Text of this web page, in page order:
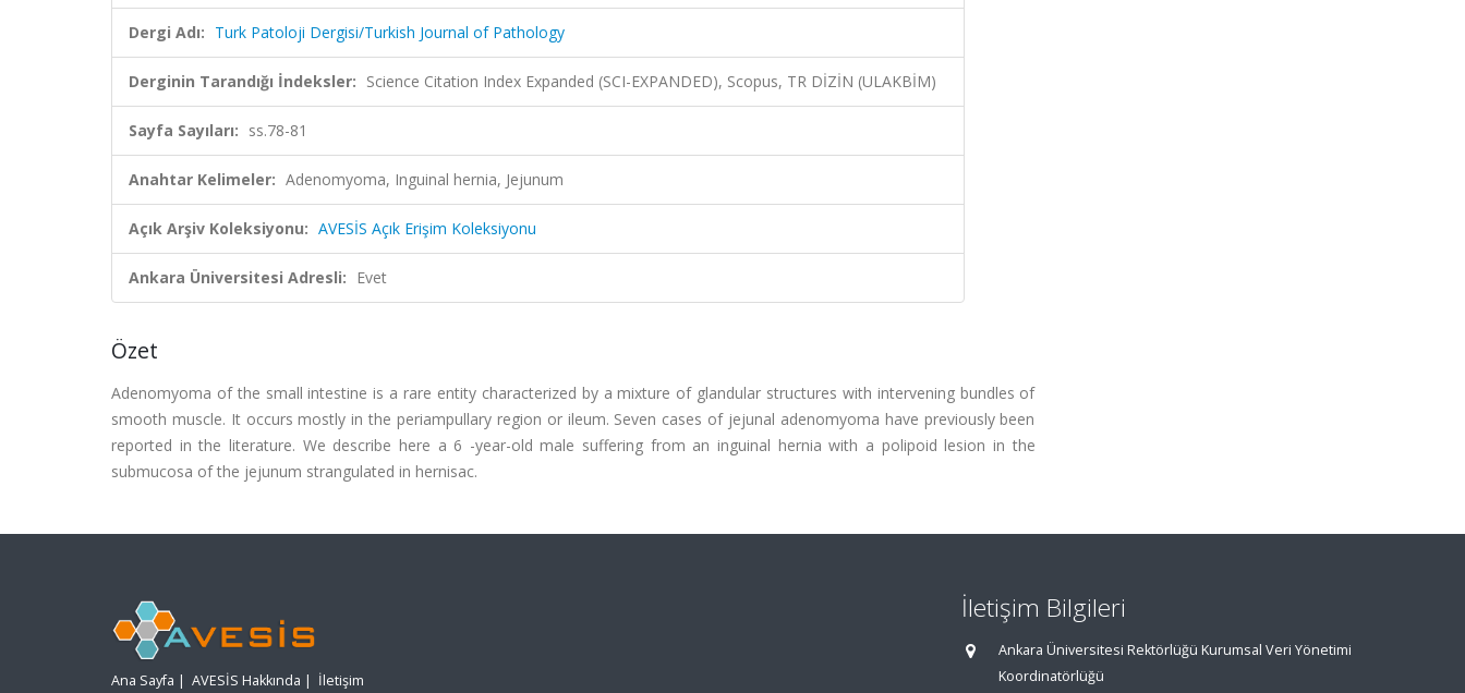
Dergi Adı: Turk Patoloji Dergisi/Turkish Journal of Pathology
Derginin Tarandığı İndeksler: Science Citation Index Expanded (SCI-EXPANDED), Scopus, TR DİZİN (ULAKBİM)
Sayfa Sayıları: ss.78-81
Anahtar Kelimeler: Adenomyoma, Inguinal hernia, Jejunum
Açık Arşiv Koleksiyonu: AVESİS Açık Erişim Koleksiyonu
Ankara Üniversitesi Adresli: Evet
Özet
Adenomyoma of the small intestine is a rare entity characterized by a mixture of glandular structures with intervening bundles of
smooth muscle. It occurs mostly in the periampullary region or ileum. Seven cases of jejunal adenomyoma have previously been
reported in the literature. We describe here a 6 -year-old male suffering from an inguinal hernia with a polipoid lesion in the
submucosa of the jejunum strangulated in hernisac.
Ana Sayfa | AVESİS Hakkında | İletişim
İletişim Bilgileri
Ankara Üniversitesi Rektörlüğü Kurumsal Veri Yönetimi
Koordinatörlüğü